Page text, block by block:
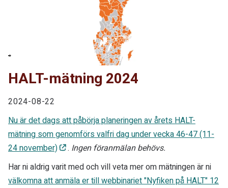
HALT-mätning 2024
2024-08-22
Nu är det dags att påbörja planeringen av årets HALT-
mätning som genomförs valfri dag under vecka 46-47 (11-
24 november)
. Ingen föranmälan behövs.
Har ni aldrig varit med och vill veta mer om mätningen är ni
välkomna att anmäla er till webbinariet "Nyfiken på HALT" 12